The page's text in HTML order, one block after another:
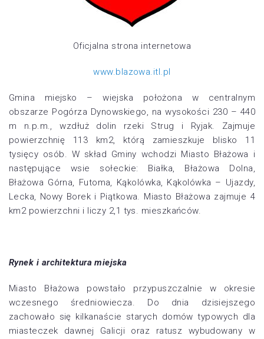
Oficjalna strona internetowa
www.blazowa.itl.pl
Gmina miejsko – wiejska położona w centralnym
obszarze Pogórza Dynowskiego, na wysokości 230 – 440
m n.p.m., wzdłuż dolin rzeki Strug i Ryjak. Zajmuje
powierzchnię 113 km2, którą zamieszkuje blisko 11
tysięcy osób. W skład Gminy wchodzi Miasto Błażowa i
następujące wsie sołeckie: Białka, Błażowa Dolna,
Błażowa Górna, Futoma, Kąkolówka, Kąkolówka – Ujazdy,
Lecka, Nowy Borek i Piątkowa. Miasto Błażowa zajmuje 4
km2 powierzchni i liczy 2,1 tys. mieszkańców.
Rynek i architektura miejska
Miasto Błażowa powstało przypuszczalnie w okresie
wczesnego średniowiecza. Do dnia dzisiejszego
zachowało się kilkanaście starych domów typowych dla
miasteczek dawnej Galicji oraz ratusz wybudowany w